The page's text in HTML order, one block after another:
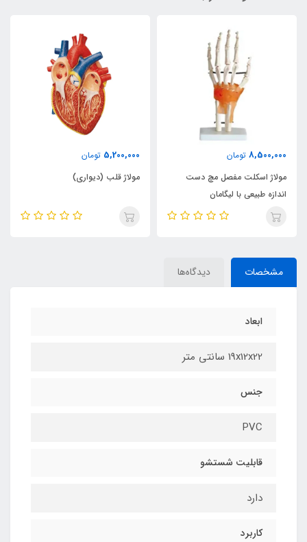
8,500,000 تومان
مولاژ اسکلت مفصل مچ دست
اندازه طبیعی با لیگامان
5,200,000 تومان
مولاژ قلب (دیواری)
مشخصات دیدگاه‌ها
ابعاد
19x12x22 سانتی متر
جنس
PVC
قابلیت شستشو
دارد
کاربرد